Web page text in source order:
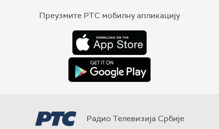
Преузмите РТС мобилну апликацију
Радио Телевизија Србије